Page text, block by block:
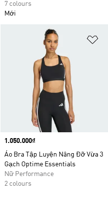
7 colours
Mới
Price
1.050.000₫
Áo Bra Tập Luyện Nâng Đỡ Vừa 3
Gạch Optime Essentials
Nữ Performance
2 colours